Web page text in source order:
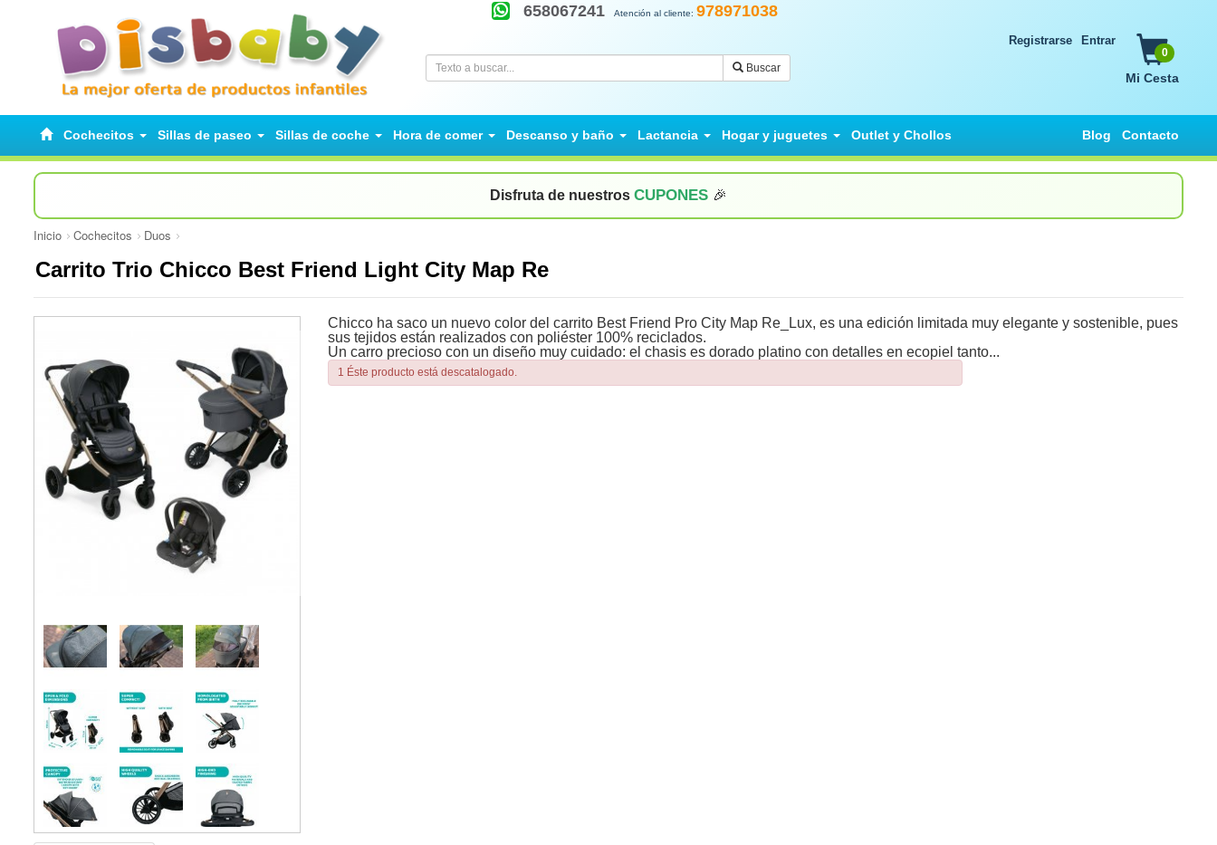
Atención al cliente: 978971038
658067241
Buscar
0
Mi Cesta
Registrarse Entrar
Cochecitos Sillas de paseo Sillas de coche Hora de comer Descanso y baño Lactancia Hogar y juguetes Outlet y Chollos Contacto
Blog
Disfruta de nuestros CUPONES 🎉
Inicio Cochecitos Duos
Carrito Trio Chicco Best Friend Light City Map Re
Chicco ha saco un nuevo color del carrito Best Friend Pro City Map Re_Lux, es una edición limitada muy elegante y sostenible, pues
sus tejidos están realizados con poliéster 100% reciclados.
Un carro precioso con un diseño muy cuidado: el chasis es dorado platino con detalles en ecopiel tanto...
1 Éste producto está descatalogado.